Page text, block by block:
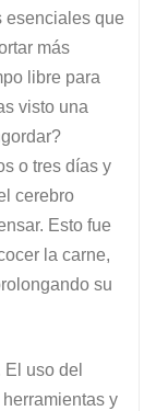
esenciales que
más
libre para
visto una
o tres días y
cerebro
Esto fue
la carne,
su
uso del
y